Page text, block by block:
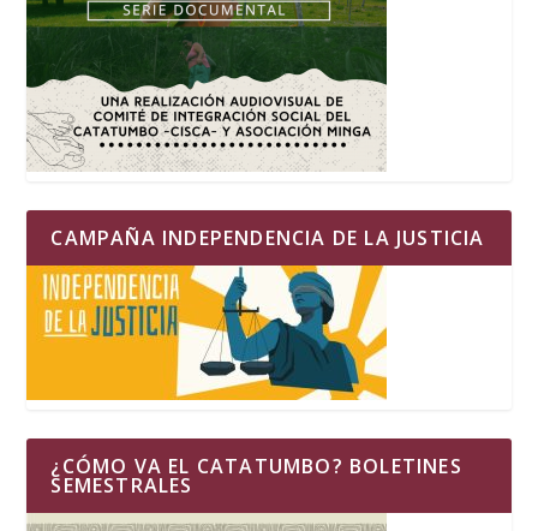
CAMPAÑA INDEPENDENCIA DE LA JUSTICIA
¿CÓMO VA EL CATATUMBO? BOLETINES
SEMESTRALES